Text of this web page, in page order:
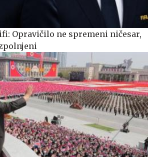
Opravičilo ne spremeni ničesar,